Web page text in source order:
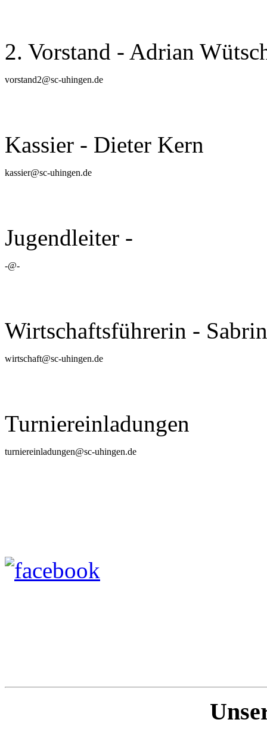
2. Vorstand - Adrian
vorstand2@sc-uhingen.de
Kassier - Dieter Kern
kassier@sc-uhingen.de
Jugendleiter -
-@-
Wirtschaftsführerin -
wirtschaft@sc-uhingen.de
Turniereinladungen
turniereinladungen@sc-uhingen.de